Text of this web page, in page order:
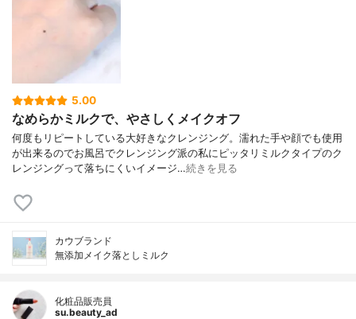
5.00
なめらかミルクで、やさしくメイクオフ
何度もリピートしている大好きなクレンジング。濡れた手や顔でも使用
が出来るのでお風呂でクレンジング派の私にピッタリミルクタイプのク
レンジングって落ちにくいイメージ…続きを見る
カウブランド
無添加メイク落としミルク
化粧品販売員
su.beauty_ad